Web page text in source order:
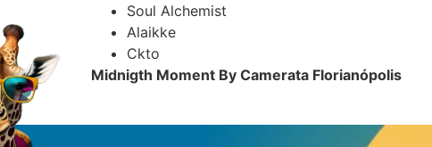
Soul Alchemist
Alaikke
Ckto
Midnigth Moment By Camerata Florianópolis